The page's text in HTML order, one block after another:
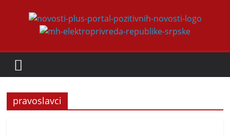
Novosti
o
pravoslavci